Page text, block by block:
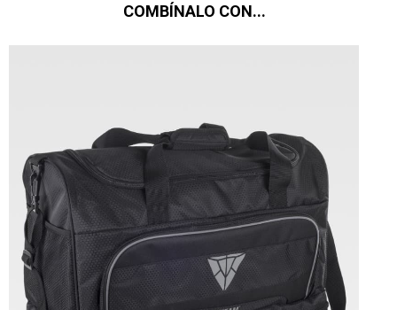
COMBÍNALO CON...